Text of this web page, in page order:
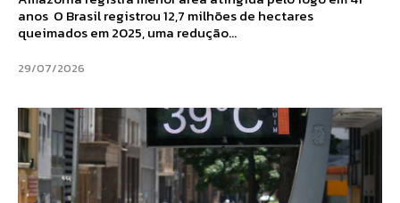
anos O Brasil registrou 12,7 milhões de hectares
queimados em 2025, uma redução...
29/07/2026